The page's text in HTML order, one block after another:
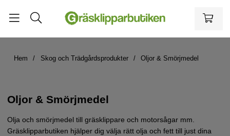
Hem Skog och Trädgårdsprodukter Oljor & Smörjmedel
Oljor & Smörjmedel
Olja och smörjmedel till gräsklippare och motorsågar mm.
Gräsklipparbutiken hjälper dig välja rätt olja och fett till just dina